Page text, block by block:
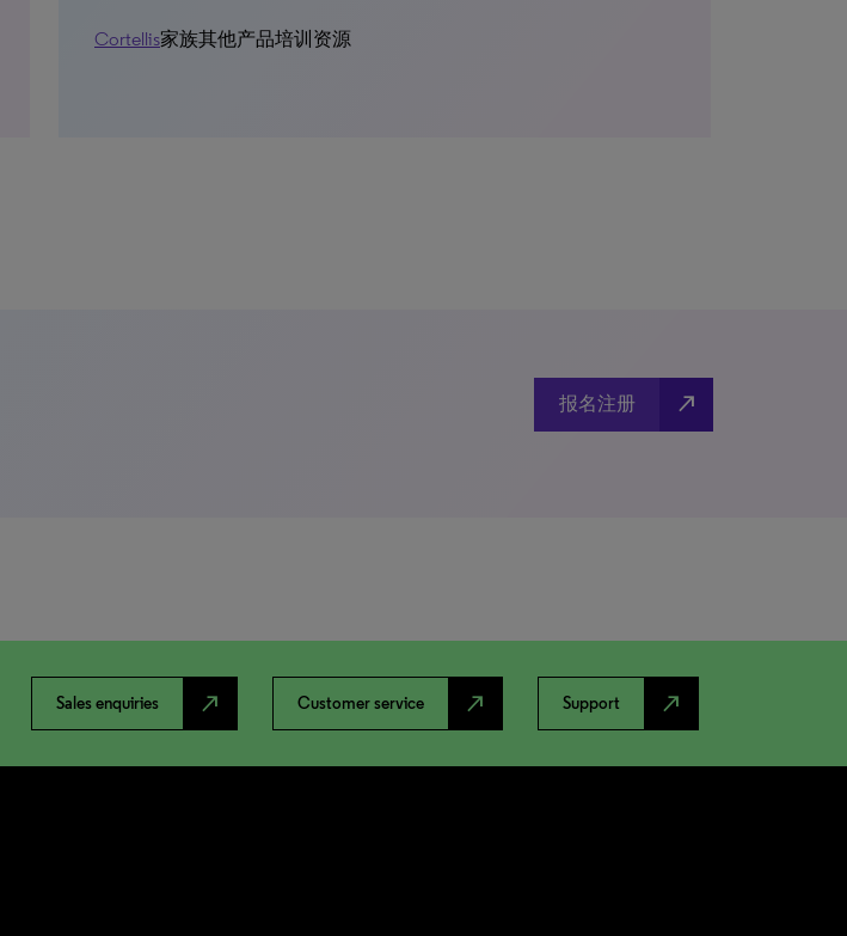
Cortellis家族其他产品培训资源
报名注册 north_east
Sales enquiries north_east Customer service north_east Support north_east